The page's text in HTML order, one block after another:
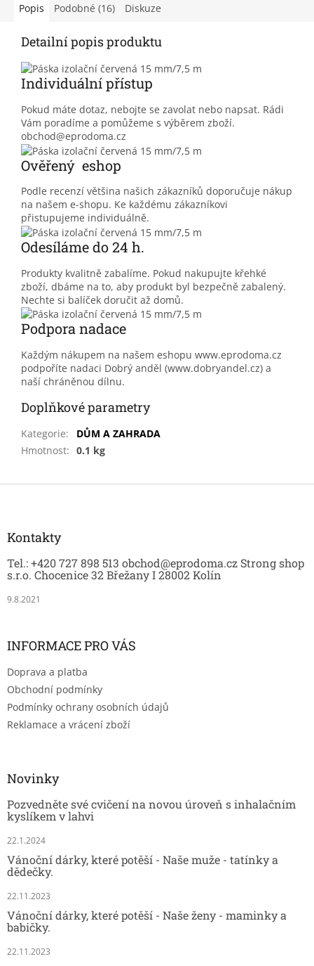
Popis Podobné (16) Diskuze
Detailní popis produktu
Individuální přístup
Pokud máte dotaz, nebojte se zavolat nebo napsat. Rádi
Vám poradíme a pomůžeme s výběrem zboží.
obchod@eprodoma.cz
Ověřený eshop
Podle recenzí většina našich zákazníků doporučuje nákup
na našem e-shopu. Ke každému zákazníkovi
přistupujeme individuálně.
Odesíláme do 24 h.
Produkty kvalitně zabalíme. Pokud nakupujte křehké
zboží, dbáme na to, aby produkt byl bezpečně zabalený.
Nechte si balíček doručit až domů.
Podpora nadace
Každým nákupem na našem eshopu www.eprodoma.cz
podpoříte nadaci Dobrý anděl (www.dobryandel.cz) a
naší chráněnou dílnu.
Doplňkové parametry
Kategorie:
DŮM A ZAHRADA
Hmotnost: 0.1 kg
Z
Kontakty
Tel.: +420 727 898 513 obchod@eprodoma.cz Strong shop
s.r.o. Chocenice 32 Břežany I 28002 Kolín
9.8.2021
INFORMACE PRO VÁS
Doprava a platba
Obchodní podmínky
Podmínky ochrany osobních údajů
Reklamace a vrácení zboží
Novinky
Pozvedněte své cvičení na novou úroveň s inhalačním
kyslíkem v lahvi
22.1.2024
Vánoční dárky, které potěší - Naše muže - tatínky a
dědečky.
22.11.2023
Vánoční dárky, které potěší - Naše ženy - maminky a
babičky.
22.11.2023